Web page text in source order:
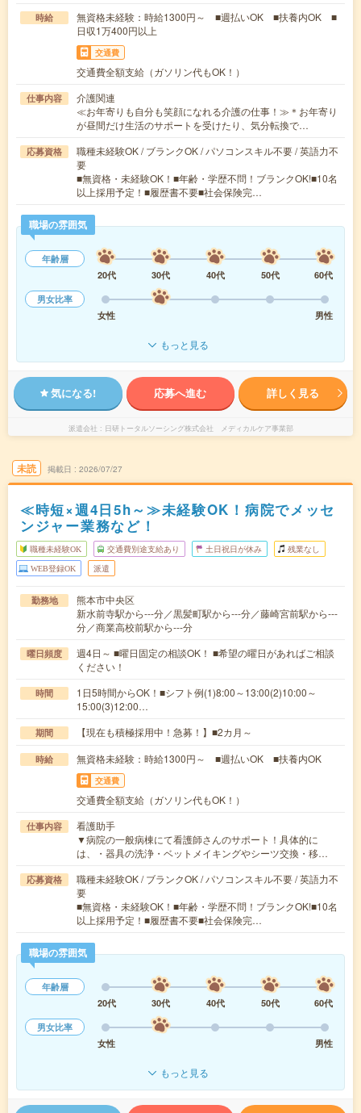
時給
無資格未経験：時給1300円～ ■週払いOK ■扶養内OK ■
日収1万400円以上
交通費
交通費全額支給（ガソリン代もOK！）
仕事内容
介護関連
≪お年寄りも自分も笑顔になれる介護の仕事！≫＊お年寄り
が昼間だけ生活のサポートを受けたり、気分転換で…
応募資格
職種未経験OK / ブランクOK / パソコンスキル不要 / 英語力不
要
■無資格・未経験OK！■年齢・学歴不問！ブランクOK!■10名
以上採用予定！■履歴書不要■社会保険完…
職場の雰囲気
年齢層
20代
30代 40代 50代
60代
男女比率
女性
男性
もっと見る
気になる! 応募へ進む 詳しく見る
派遣会社 日研トータルソーシング株式会社 メディカルケア事業部
未読 掲載日 2026/07/27
≪時短×週4日5h～≫未経験OK！病院でメッセ
ンジャー業務など！
職種未経験OK 交通費別途支給あり 土日祝日が休み 残業なし
WEB登録OK 派遣
勤務地
熊本市中央区
新水前寺駅から---分／黒髪町駅から---分／藤崎宮前駅から---
分／商業高校前駅から---分
曜日頻度
週4日～ ■曜日固定の相談OK！ ■希望の曜日があればご相談
ください！
時間
1日5時間からOK！■シフト例(1)8:00～13:00(2)10:00～
15:00(3)12:00…
期間 【現在も積極採用中！急募！】■2カ月～
時給 無資格未経験：時給1300円～ ■週払いOK ■扶養内OK
交通費
交通費全額支給（ガソリン代もOK！）
仕事内容
看護助手
▼病院の一般病棟にて看護師さんのサポート！具体的に
は、・器具の洗浄・ベットメイキングやシーツ交換・移…
応募資格
職種未経験OK / ブランクOK / パソコンスキル不要 / 英語力不
要
■無資格・未経験OK！■年齢・学歴不問！ブランクOK!■10名
以上採用予定！■履歴書不要■社会保険完…
職場の雰囲気
年齢層
20代
30代 40代 50代
60代
男女比率
女性
男性
もっと見る